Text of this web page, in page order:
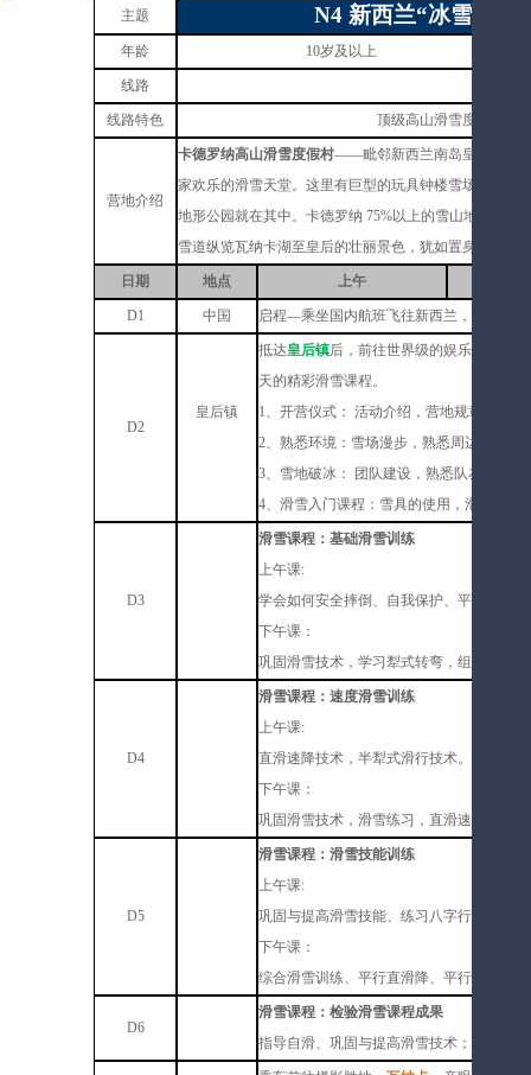
主题 N4 新西兰“冰雪奇缘
年龄 10岁及以上
线路
线路特色 顶级高山滑雪度假村，
营地介绍
卡德罗纳高山滑雪度假村——毗邻新西兰南岛皇后镇及
家欢乐的滑雪天堂。这里有巨型的玩具钟楼雪场建筑的
地形公园就在其中。卡德罗纳 75%以上的雪山地形适
雪道纵览瓦纳卡湖至皇后的壮丽景色，犹如置身南半球
日期 地点 上午
D1 中国 启程—乘坐国内航班飞往新西兰，开启精
D2
皇后镇
抵达皇后镇后，前往世界级的娱乐休闲和
天的精彩滑雪课程。
1、开营仪式： 活动介绍，营地规章制度
2、熟悉环境：雪场漫步，熟悉周边环境。
3、雪地破冰： 团队建设，熟悉队友，建立
4、滑雪入门课程：雪具的使用，滑雪的
D3
滑雪课程：基础滑雪训练
上午课:
学会如何安全摔倒、自我保护、平滑、犁
下午课：
巩固滑雪技术，学习犁式转弯，组队滑行
D4
滑雪课程：速度滑雪训练
上午课:
直滑速降技术，半犁式滑行技术。
下午课：
巩固滑雪技术，滑雪练习，直滑速降技术
D5
滑雪课程：滑雪技能训练
上午课:
巩固与提高滑雪技能、练习八字行走技术
下午课：
综合滑雪训练、平行直滑降、平行式转弯。
D6
滑雪课程：检验滑雪课程成果
指导自滑、巩固与提高滑雪技术；滑雪比